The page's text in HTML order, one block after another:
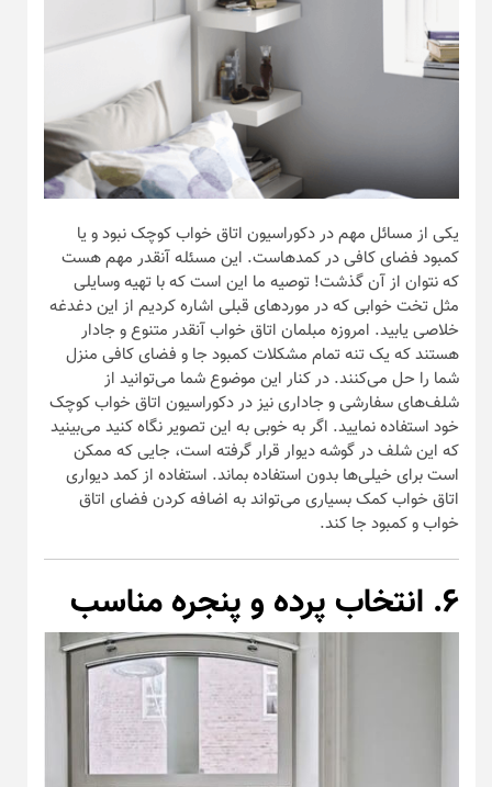
یکی از مسائل مهم در دکوراسیون اتاق خواب کوچک نبود و یا
کمبود فضای کافی در کمدهاست. این مسئله آنقدر مهم هست
که نتوان از آن گذشت! توصیه ما این است که با تهیه وسایلی
مثل تخت خوابی که در مورد‌های قبلی اشاره کردیم از این دغدغه
خلاصی یابید. امروزه مبلمان اتاق خواب آنقدر متنوع و جادار
هستند که یک تنه تمام مشکلات کمبود جا و فضای کافی منزل
شما را حل می‌کنند. در کنار این موضوع شما می‌توانید از
شلف‌های سفارشی و جاداری نیز در دکوراسیون اتاق خواب کوچک
خود استفاده نمایید. اگر به خوبی به این تصویر نگاه کنید می‌بینید
که این شلف در گوشه دیوار قرار گرفته است، جایی که ممکن
است برای خیلی‌ها بدون استفاده بماند. استفاده از کمد دیواری
اتاق خواب کمک بسیاری می‌تواند به اضافه کردن فضای اتاق
خواب و کمبود جا کند.
۶. انتخاب پرده و پنجره مناسب